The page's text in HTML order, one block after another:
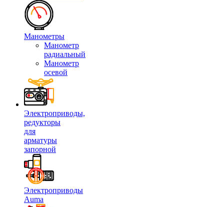
Манометры
Манометр
радиальный
Манометр
осевой
Электроприводы,
редукторы
для
арматуры
запорной
Электроприводы
Auma